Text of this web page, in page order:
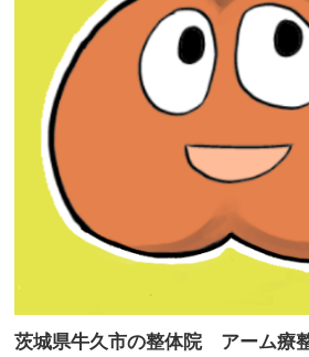
茨城県牛久市の整体院 アーム療